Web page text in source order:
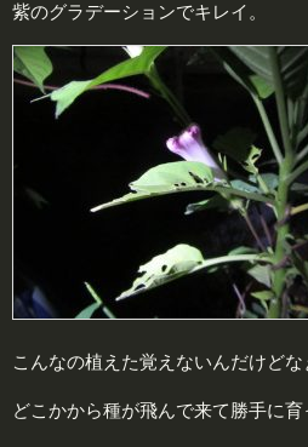
紫のグラデーションでキレイ。
こんなの植えた覚えないんだけどな
どこかから種が飛んで来て勝手に育